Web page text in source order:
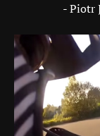
-Piotr